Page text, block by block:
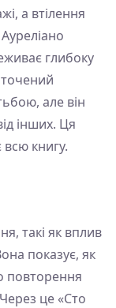
а втілення
глибоку
але він
інших. Ця
книгу.
такі як вплив
показує, як
повторення
це «Сто